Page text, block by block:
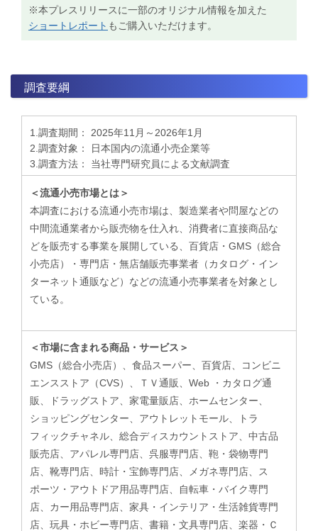
※本プレスリリースに一部のオリジナル情報を加えた
ショートレポート もご購入いただけます。
調査要綱
1.調査期間： 2025年11月～2026年1月
2.調査対象： 日本国内の流通小売企業等
3.調査方法： 当社専門研究員による文献調査
＜流通小売市場とは＞
本調査における流通小売市場は、製造業者や問屋などの
中間流通業者から販売物を仕入れ、消費者に直接商品な
どを販売する事業を展開している、百貨店・GMS（総合
小売店）・専門店・無店舗販売事業者（カタログ・イン
ターネット通販など）などの流通小売事業者を対象とし
ている。
＜市場に含まれる商品・サービス＞
GMS（総合小売店）、食品スーパー、百貨店、コンビニ
エンスストア（CVS）、ＴＶ通販、Web ・カタログ通
販、ドラッグストア、家電量販店、ホームセンター、
ショッピングセンター、アウトレットモール、トラ
フィックチャネル、総合ディスカウントストア、中古品
販売店、アパレル専門店、呉服専門店、鞄・袋物専門
店、靴専門店、時計・宝飾専門店、メガネ専門店、ス
ポーツ・アウトドア用品専門店、自転車・バイク専門
店、カー用品専門店、家具・インテリア・生活雑貨専門
店、玩具・ホビー専門店、書籍・文具専門店、楽器・Ｃ